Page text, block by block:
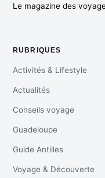
Le magazine des
RUBRIQUES
Activités & Lifestyle
Actualités
Conseils voyage
Guadeloupe
Guide Antilles
Voyage & Découverte